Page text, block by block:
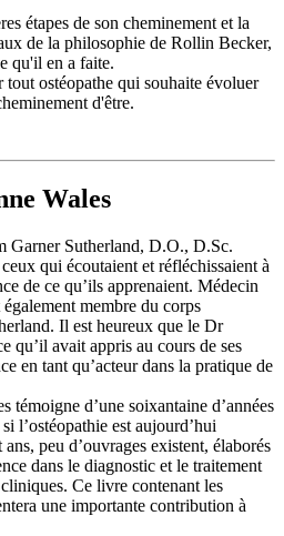
étapes de son cheminement et la
de la philosophie de Rollin Becker,
qu'il en a faite.
tout ostéopathe qui souhaite évoluer
d'être.
Wales
Garner Sutherland, D.O., D.Sc.
qui écoutaient et réfléchissaient à
de ce qu’ils apprenaient. Médecin
membre du corps
Il est heureux que le Dr
qu’il avait appris au cours de ses
en tant qu’acteur dans la pratique de
témoigne d’une soixantaine d’années
l’ostéopathie est aujourd’hui
peu d’ouvrages existent, élaborés
dans le diagnostic et le traitement
Ce livre contenant les
une importante contribution à